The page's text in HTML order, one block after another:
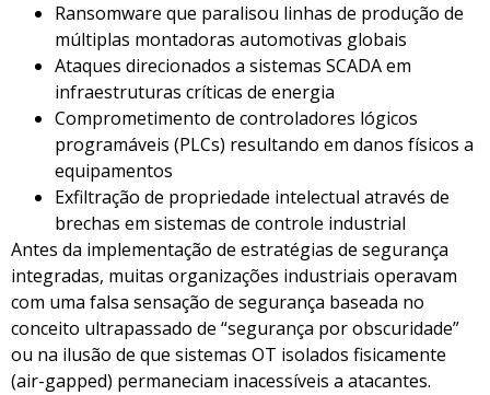
Ransomware que paralisou linhas de produção de
múltiplas montadoras automotivas globais
Ataques direcionados a sistemas SCADA em
infraestruturas críticas de energia
Comprometimento de controladores lógicos
programáveis (PLCs) resultando em danos físicos a
equipamentos
Exfiltração de propriedade intelectual através de
brechas em sistemas de controle industrial
Antes da implementação de estratégias de segurança
integradas, muitas organizações industriais operavam
com uma falsa sensação de segurança baseada no
conceito ultrapassado de “segurança por obscuridade”
ou na ilusão de que sistemas OT isolados fisicamente
(air-gapped) permaneciam inacessíveis a atacantes.